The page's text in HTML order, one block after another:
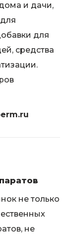
и дачи,
для
средства
не только
не